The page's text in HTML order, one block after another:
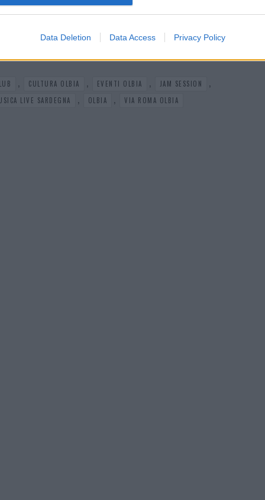
Data Deletion Data Access Privacy Policy
, CULTURA OLBIA , EVENTI OLBIA , JAM SESSION ,
LIVE SARDEGNA , OLBIA , VIA ROMA OLBIA